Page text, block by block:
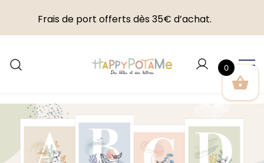
content
Frais de port offerts dès 35€ d’achat.
0